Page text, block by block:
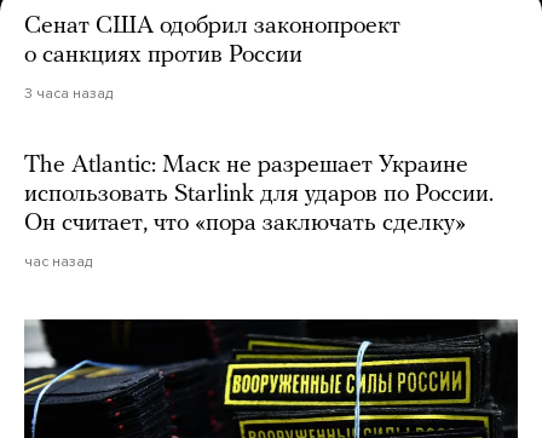
Сенат США одобрил законопроект
о санкциях против России
3 часа назад
The Atlantic: Маск не разрешает Украине
использовать Starlink для ударов по России.
Он считает, что «пора заключать сделку»
час назад